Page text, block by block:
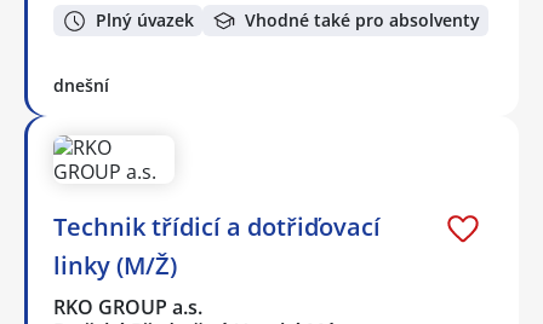
Plný úvazek Vhodné také pro absolventy
dnešní
Technik třídicí a dotřiďovací
linky (M/Ž)
RKO GROUP a.s.